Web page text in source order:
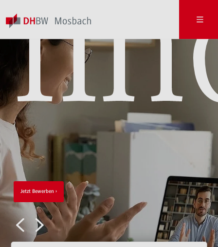
Jetzt Bewerben
Zur Terminbuchung